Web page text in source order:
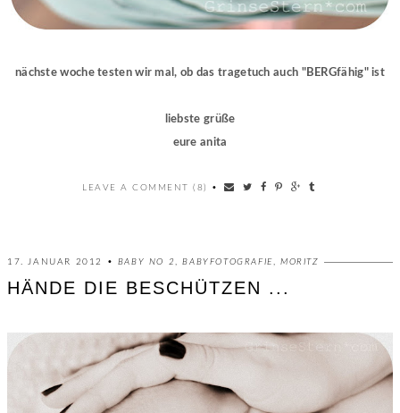
nächste woche testen wir mal, ob das tragetuch auch "BERGfähig" ist
liebste grüße
eure anita
LEAVE A COMMENT (8) •
17. JANUAR 2012 • BABY NO 2,BABYFOTOGRAFIE,MORITZ
HÄNDE DIE BESCHÜTZEN ...